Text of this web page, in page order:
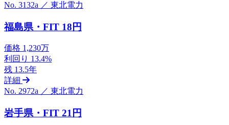
No. 3132a ／ 東北電力
福島県・FIT 18円
価格 1,230万
利回り 13.4%
残 13.5年
詳細
No. 2972a ／ 東北電力
岩手県・FIT 21円